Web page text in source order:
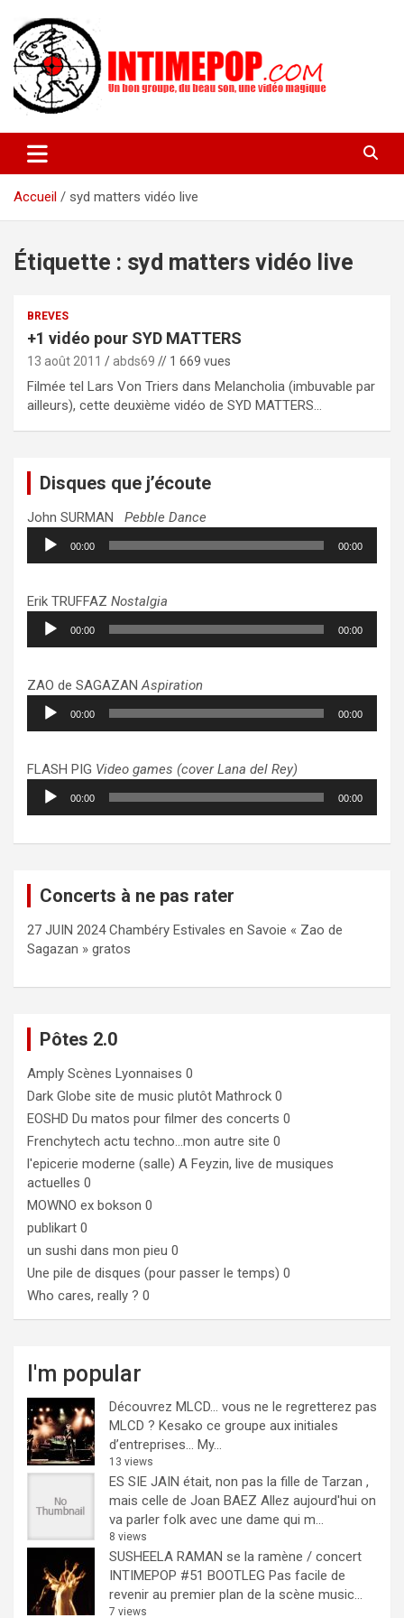
contenu
intimepop.com
actuelles pop rock, post-rock, indé sur Lyon. rock pop concert
lyon
Accueil
syd matters vidéo live
Étiquette : syd matters vidéo live
BREVES
+1 vidéo pour SYD MATTERS
13 août 2011 abds69 // 1 669 vues
Filmée tel Lars Von Triers dans Melancholia (imbuvable par
ailleurs), cette deuxième vidéo de SYD MATTERS…
Disques que j’écoute
John SURMAN Pebble Dance
Lecteur
audio
00:00 00:00
Erik TRUFFAZ Nostalgia
Lecteur
audio
00:00 00:00
ZAO de SAGAZANAspiration
Lecteur
audio
00:00 00:00
FLASH PIG Video games (cover Lana del Rey)
Lecteur
audio
00:00 00:00
Concerts à ne pas rater
27 JUIN 2024 Chambéry Estivales en Savoie « Zao de
Sagazan » gratos
Pôtes 2.0
Amply Scènes Lyonnaises 0
Dark Globe site de music plutôt Mathrock 0
EOSHD Du matos pour filmer des concerts 0
Frenchytech actu techno…mon autre site 0
l'epicerie moderne (salle) A Feyzin, live de musiques
actuelles 0
MOWNO ex bokson 0
publikart 0
un sushi dans mon pieu 0
Une pile de disques (pour passer le temps) 0
Who cares, really ? 0
I'm popular
Découvrez MLCD… vous ne le regretterez pas
MLCD ? Kesako ce groupe aux initiales
d’entreprises… My...
13 views
ES SIE JAIN était, non pas la fille de Tarzan ,
mais celle de Joan BAEZ Allez aujourd'hui on
va parler folk avec une dame qui m...
8 views
SUSHEELA RAMAN se la ramène / concert
INTIMEPOP #51 BOOTLEG Pas facile de
revenir au premier plan de la scène music...
7 views